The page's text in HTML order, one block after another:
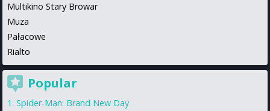
Multikino Stary Browar
Muza
Pałacowe
Rialto
Popular
Spider-Man: Brand New Day